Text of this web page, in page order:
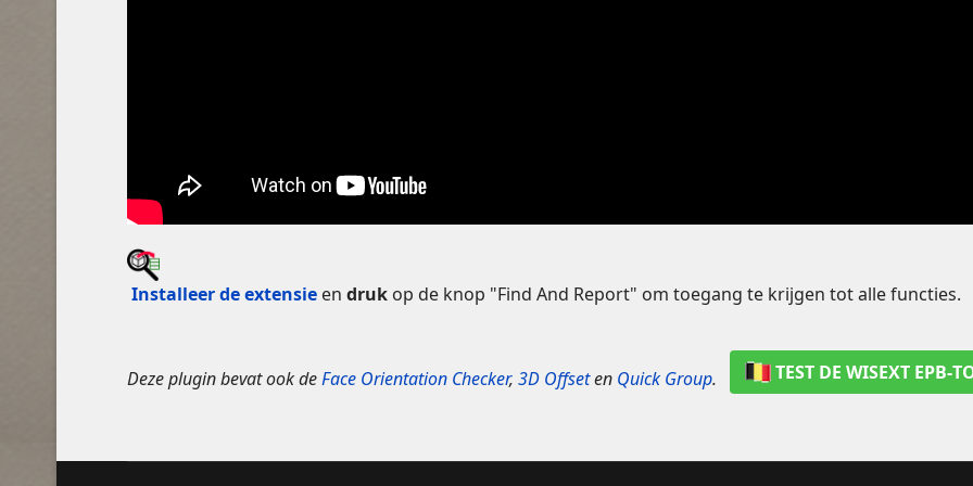
Installeer de extensie en druk op de knop "Find And Report" om toegang te krijgen tot alle functies.
Deze plugin bevat ook deFace Orientation Checker, 3D Offseten Quick Group. TEST DE WISEXT